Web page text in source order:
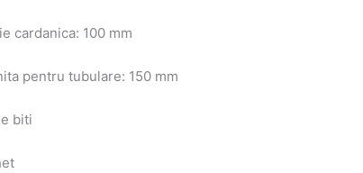
cardanica: 100 mm
pentru tubulare: 150 mm
biti